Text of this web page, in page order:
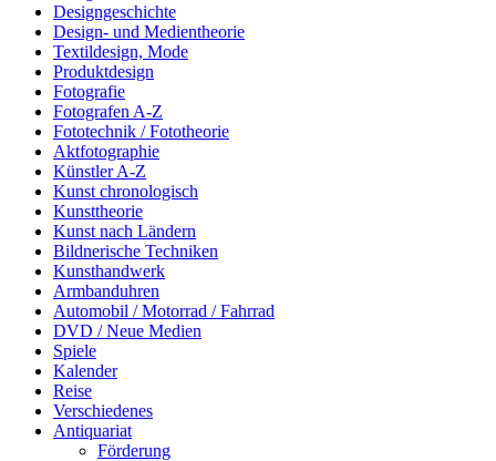
Designgeschichte
Design- und Medientheorie
Textildesign, Mode
Produktdesign
Fotografie
Fotografen A-Z
Fototechnik / Fototheorie
Aktfotographie
Künstler A-Z
Kunst chronologisch
Kunsttheorie
Kunst nach Ländern
Bildnerische Techniken
Kunsthandwerk
Armbanduhren
Automobil / Motorrad / Fahrrad
DVD / Neue Medien
Spiele
Kalender
Reise
Verschiedenes
Antiquariat
Förderung